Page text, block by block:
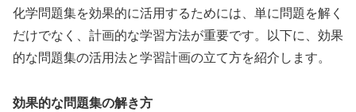
化学問題集を効果的に活用するためには、単に問題を解く
だけでなく、計画的な学習方法が重要です。以下に、効果
的な問題集の活用法と学習計画の立て方を紹介します。
効果的な問題集の解き方